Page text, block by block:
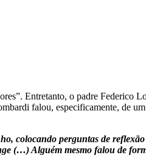
Entretanto, o padre Federico
falou, especificamente, de
colocando perguntas de
(…) Alguém mesmo falou de